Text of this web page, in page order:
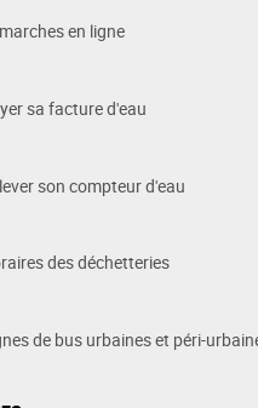
en ligne
sa facture d'eau
son compteur d'eau
des déchetteries
de bus urbaines et péri-